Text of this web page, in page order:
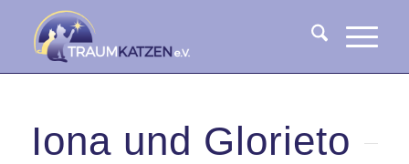
Iona und Glorieto